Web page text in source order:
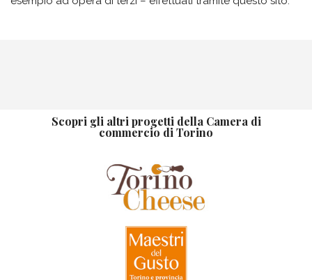
Scopri gli altri progetti della Camera di
commercio di Torino